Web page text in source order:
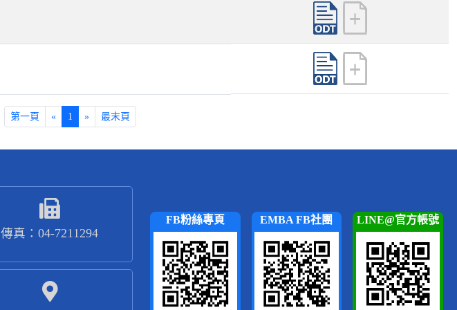
第一頁 « 1 » 最末頁
傳真：04-7211294
FB粉絲專頁 EMBA FB社團 LINE@官方帳號